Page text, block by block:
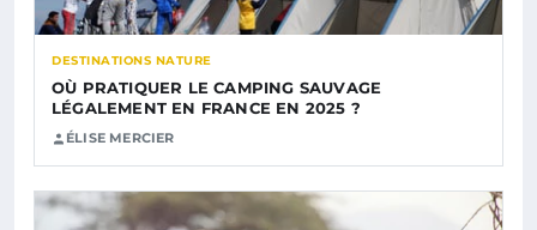
DESTINATIONS NATURE
OÙ PRATIQUER LE CAMPING SAUVAGE
LÉGALEMENT EN FRANCE EN 2025 ?
ÉLISE MERCIER